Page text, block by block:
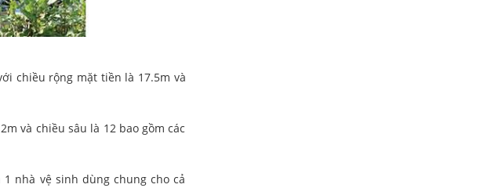
chiều rộng mặt tiền là 17.5m và
và chiều sâu là 12 bao gồm các
nhà vệ sinh dùng chung cho cả